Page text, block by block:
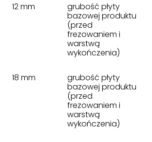
12 mm
grubość płyty
bazowej produktu
(przed
frezowaniem i
warstwą
wykończenia)
18 mm
grubość płyty
bazowej produktu
(przed
frezowaniem i
warstwą
wykończenia)